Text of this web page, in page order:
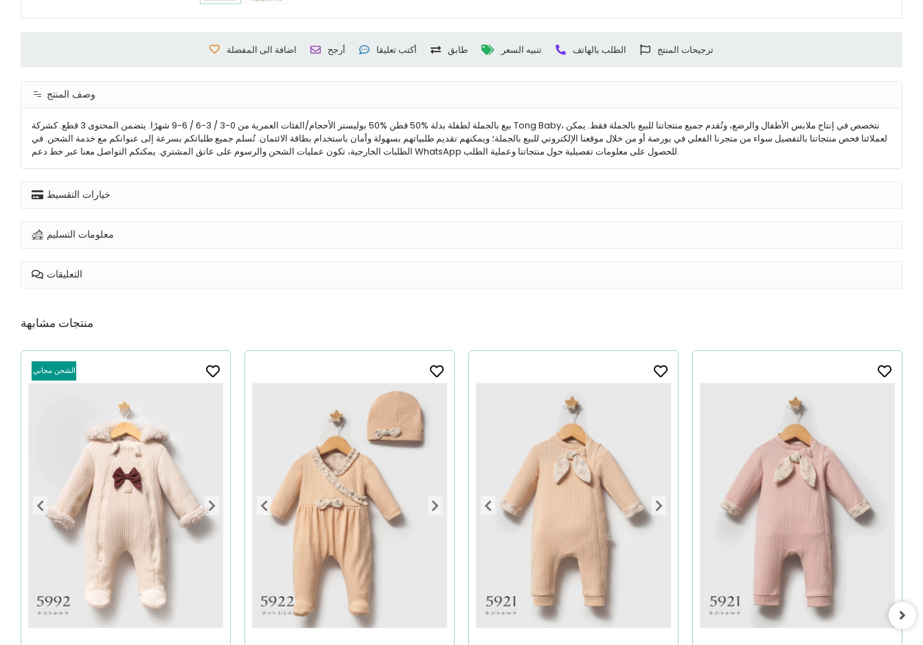
اضافة الى المفضلة أرجح أكتب تعليقا طابق تنبيه السعر الطلب بالهاتف ترجيحات المنتج
وصف المنتج
بيع بالجملة لطفلة بدلة %50 قطن %50 بوليستر الأحجام/الفئات العمرية من 0-3 / 3-6 / 6-9 شهرًا. يتضمن المحتوى 3 قطع. كشركة Tong Baby، نتخصص في إنتاج ملابس الأطفال والرضع، وتُقدم جميع منتجاتنا للبيع بالجملة فقط. يمكن
لعملائنا فحص منتجاتنا بالتفصيل سواء من متجرنا الفعلي في بورصة أو من خلال موقعنا الإلكتروني للبيع بالجملة؛ ويمكنهم تقديم طلبياتهم بسهولة وأمان باستخدام بطاقة الائتمان. تُسلم جميع طلباتكم بسرعة إلى عنوانكم مع خدمة الشحن. في
الطلبات الخارجية، تكون عمليات الشحن والرسوم على عاتق المشتري. يمكنكم التواصل معنا عبر خط دعم WhatsApp للحصول على معلومات تفصيلية حول منتجاتنا وعملية الطلب.
خيارات التقسيط
معلومات التسليم
التعليقات
منتجات مشابهة
الشحن مجاني